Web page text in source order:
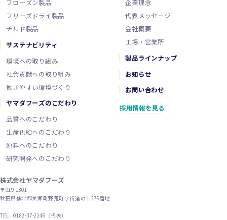
フローズン製品
フリーズドライ製品
チルド製品
サステナビリティ
環境への取り組み
社会貢献への取り組み
働きやすい環境づくり
ヤマダフーズのこだわり
品質へのこだわり
生産供給へのこだわり
原料へのこだわり
研究開発へのこだわり
企業理念
代表メッセージ
会社概要
工場・営業所
製品ラインナップ
お知らせ
お問い合わせ
採用情報を見る
株式会社ヤマダフーズ
〒019-1301
秋田県仙北郡美郷町野荒町字街道の上279番地
TEL : 0182-37-2246（代表）